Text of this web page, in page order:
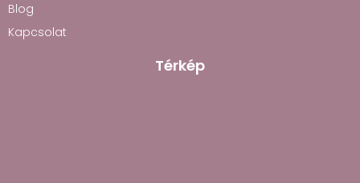
Blog
Kapcsolat
Térkép